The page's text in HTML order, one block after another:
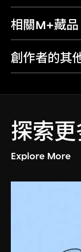
相關M+藏品
創作者的其
探索更
Explore More